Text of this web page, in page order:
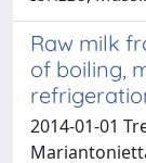
Raw milk
of boiling,
2014-01-01